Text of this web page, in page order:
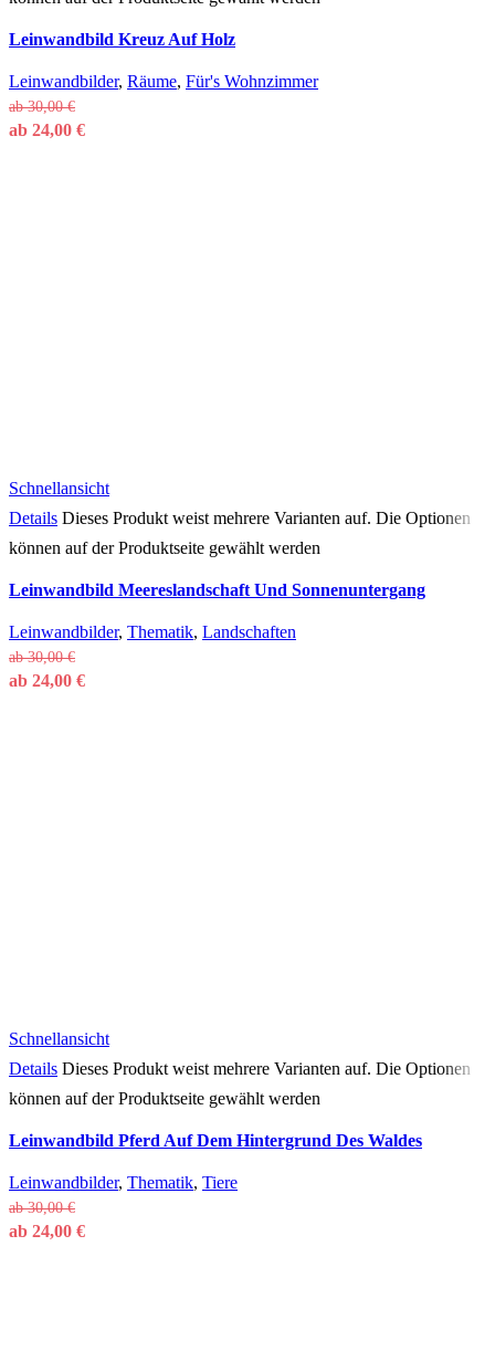
Leinwandbild Kreuz Auf Holz
Leinwandbilder, Räume, Für's Wohnzimmer
ab30,00€
ab 24,00 €
Schnellansicht
Details Dieses Produkt weist mehrere Varianten auf. Die Optionen
können auf der Produktseite gewählt werden
Leinwandbild Meereslandschaft Und Sonnenuntergang
Leinwandbilder, Thematik, Landschaften
ab30,00€
ab 24,00 €
Schnellansicht
Details Dieses Produkt weist mehrere Varianten auf. Die Optionen
können auf der Produktseite gewählt werden
Leinwandbild Pferd Auf Dem Hintergrund Des Waldes
Leinwandbilder, Thematik, Tiere
ab30,00€
ab 24,00 €